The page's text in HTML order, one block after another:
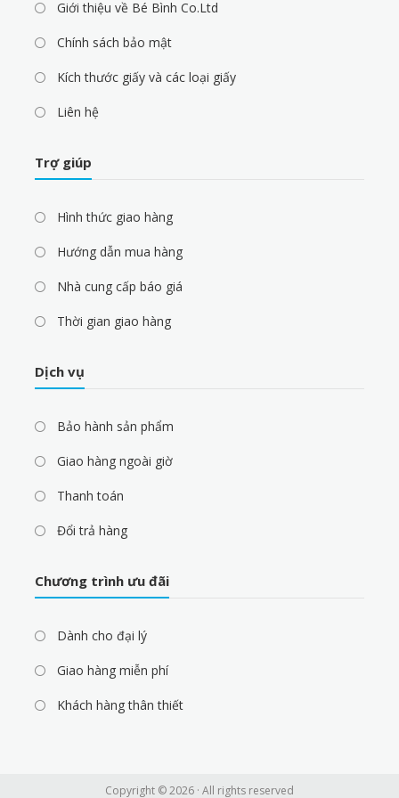
Giới thiệu về Bé Bình Co.Ltd
Chính sách bảo mật
Kích thước giấy và các loại giấy
Liên hệ
Trợ giúp
Hình thức giao hàng
Hướng dẫn mua hàng
Nhà cung cấp báo giá
Thời gian giao hàng
Dịch vụ
Bảo hành sản phẩm
Giao hàng ngoài giờ
Thanh toán
Đổi trả hàng
Chương trình ưu đãi
Dành cho đại lý
Giao hàng miễn phí
Khách hàng thân thiết
Copyright © 2026 · All rights reserved